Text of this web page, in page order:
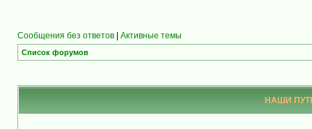
Сообщения без ответов | Активные темы
Список форумов
НАШИ